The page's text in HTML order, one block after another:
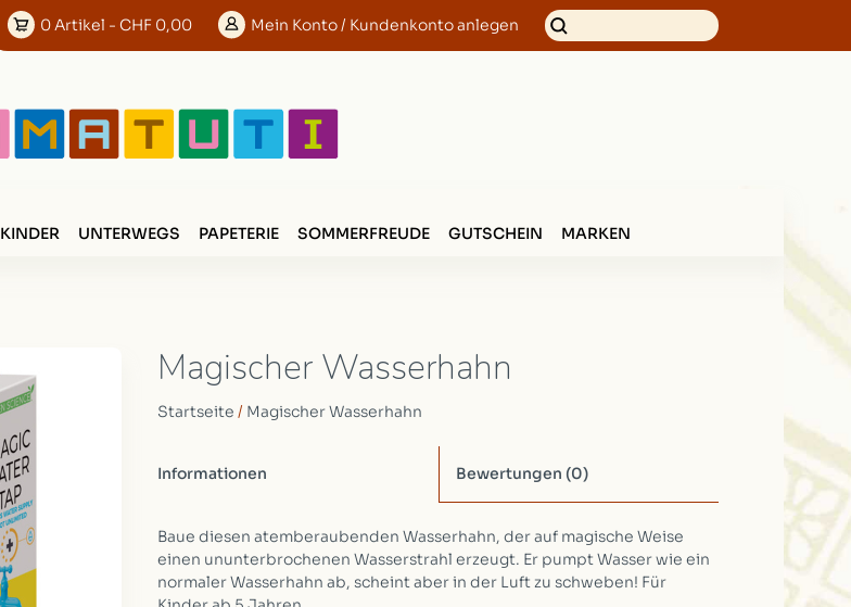
0Artikel - CHF 0,00 Mein Konto/ Kundenkonto anlegen
KINDER UNTERWEGS PAPETERIE SOMMERFREUDE GUTSCHEIN MARKEN
Magischer Wasserhahn
Startseite / Magischer Wasserhahn
Informationen Bewertungen (0)
Baue diesen atemberaubenden Wasserhahn, der auf magische Weise
einen ununterbrochenen Wasserstrahl erzeugt. Er pumpt Wasser wie ein
normaler Wasserhahn ab, scheint aber in der Luft zu schweben! Für